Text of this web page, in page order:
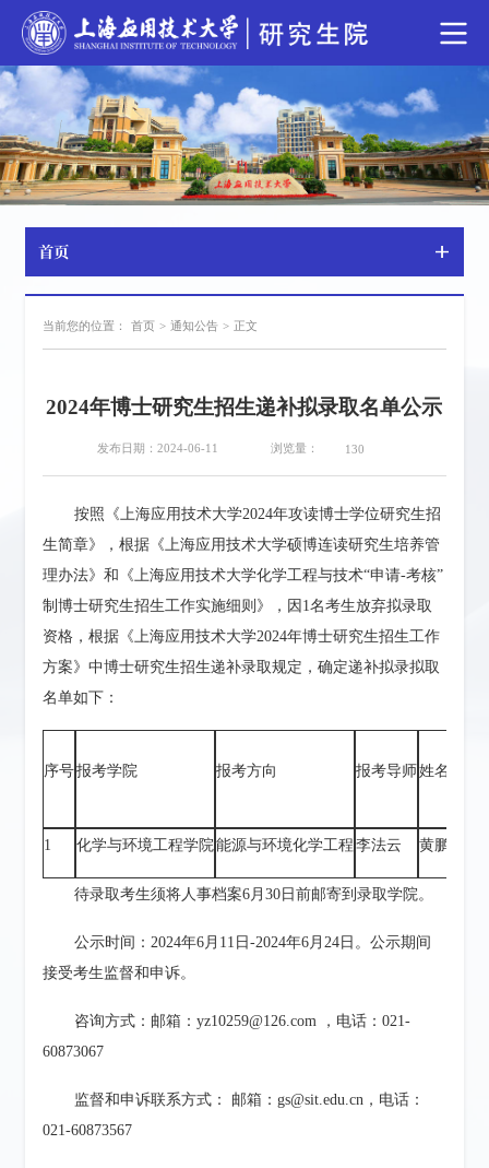
首页
当前您的位置： 首页 > 通知公告 > 正文
2024年博士研究生招生递补拟录取名单公示
发布日期：2024-06-11 浏览量： 130
按照《上海应用技术大学2024年攻读博士学位研究生招
生简章》，根据《上海应用技术大学硕博连读研究生培养管
理办法》和《上海应用技术大学化学工程与技术“申请-考核”
制博士研究生招生工作实施细则》，因1名考生放弃拟录取
资格，根据《上海应用技术大学2024年博士研究生招生工作
方案》中博士研究生招生递补录取规定，确定递补拟录拟取
名单如下：
序号报考学院 报考方向 报考导师姓名
1 化学与环境工程学院 能源与环境化学工程 李法云 黄鹏
待录取考生须将人事档案6月30日前邮寄到录取学院。
公示时间：2024年6月11日-2024年6月24日。公示期间
接受考生监督和申诉。
咨询方式：邮箱：yz10259@126.com ，电话：021-
60873067
监督和申诉联系方式： 邮箱：gs@sit.edu.cn，电话：
021-60873567